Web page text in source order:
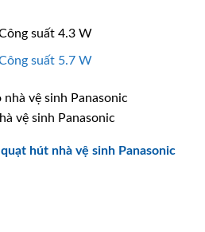
suất 4.3 W
suất 5.7 W
vệ sinh Panasonic
hút nhà vệ sinh Panasonic